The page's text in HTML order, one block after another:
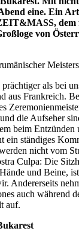
eine. Ein
dem
von
als bei
aus Frankreich.
die Aufseher
beim Entzünden
ein ständiges
nicht vom
Culpa: Die
und Beine,
Andererseits
auch während
auf.